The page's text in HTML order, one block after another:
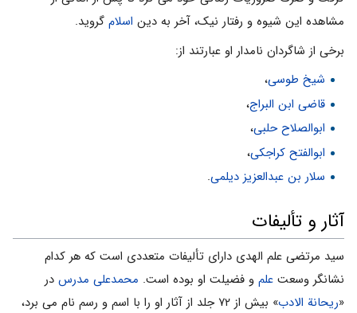
مشاهده این شیوه و رفتار نیک، آخر به دین اسلام گروید.
برخی از شاگردان نامدار او عبارتند از:
شیخ طوسی،
قاضی ابن البراج،
ابوالصلاح حلبی،
ابوالفتح کراجکی،
سلار بن عبدالعزیز دیلمی.
آثار و تألیفات
سید مرتضی علم الهدی دارای تألیفات متعددی است که هر کدام
نشانگر وسعت علم و فضیلت او بوده است. محمدعلی مدرس در
«ریحانة الادب
» بیش از ۷۲ جلد از آثار او را با اسم و رسم نام می برد،